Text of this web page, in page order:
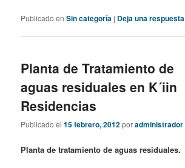
Publicado en Sin categoría | Deja una respuesta
Planta de Tratamiento de
aguas residuales en K´iin
Residencias
Publicado el15 febrero, 2012poradministrador
Planta de tratamiento de aguas residuales.